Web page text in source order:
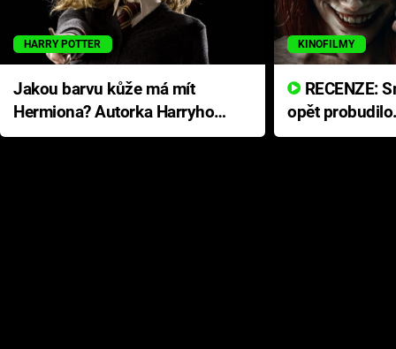
HARRY POTTER
Jakou barvu kůže má mít
Hermiona? Autorka Harryho
Pottera přišla s ráznou
KINOFILMY
opět
přichází s